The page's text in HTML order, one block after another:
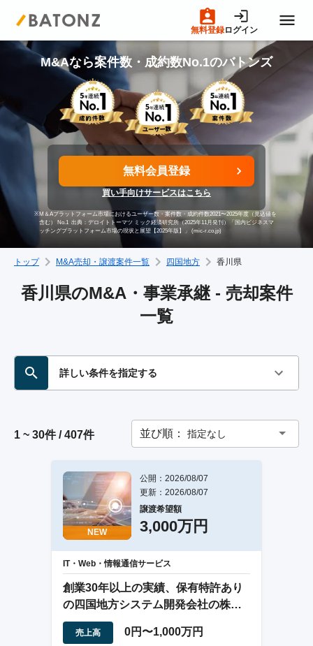
無料登録ログイン
トップページ
M&A案件一覧
売りたい方へ
買いたい方へ
成約事例
M&A専門家の方へ
M&Aなら案件数・成約数No.1のバトンズ
無料会員登録
買い手向けサービスはこちら
※M＆Aプラットフォーム市場におけるユーザー数・案件数・成約件数2021〜2025年度（見込値を
含む） No.1 出典：デロイトトーマツ ミック経済研究所（2025年11月発刊）「国内ビジネスマ
ッチングプラットフォーム市場の現状と展望【2025年版】」 (mic-r.co.jp)
トップ M&A売却・譲渡案件一覧 四国地方 香川県
香川県のM&A・事業承継 - 売却案件
一覧
詳しい条件を指定する
1 ~ 30件 / 407件 並び順： 指定なし
NEW
公開：2026/08/07
更新：2026/08/07
譲渡希望額
3,000万円
IT・Web・情報通信サービス
創業30年以上の実績、保有特許あり
の四国地方システム開発会社の株式
譲渡案件
売上高 0円〜1,000万円